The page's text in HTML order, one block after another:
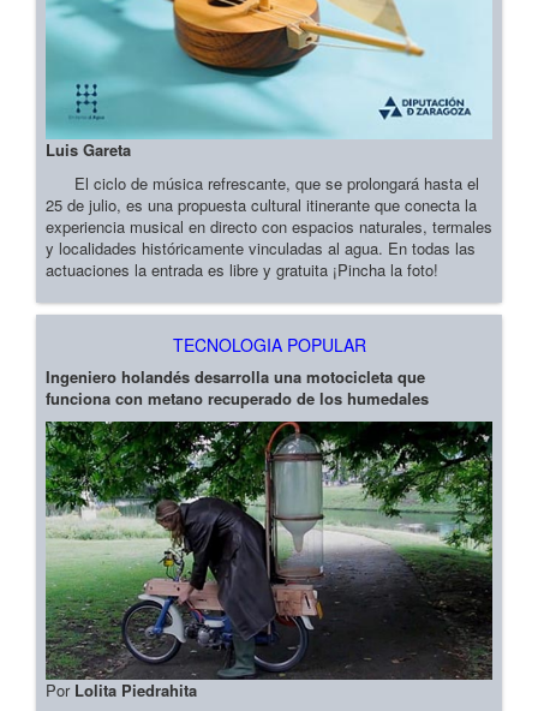
Luis Gareta
El ciclo de música refrescante, que se prolongará hasta el
25 de julio, es una propuesta cultural itinerante que conecta la
experiencia musical en directo con espacios naturales, termales
y localidades históricamente vinculadas al agua. En todas las
actuaciones la entrada es libre y gratuita ¡Pincha la foto!
TECNOLOGIA POPULAR
Ingeniero holandés desarrolla una motocicleta que
funciona con metano recuperado de los humedales
Por Lolita Piedrahita